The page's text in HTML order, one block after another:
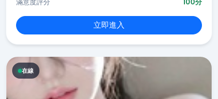
滿意度評分
100分
立即進入
在線